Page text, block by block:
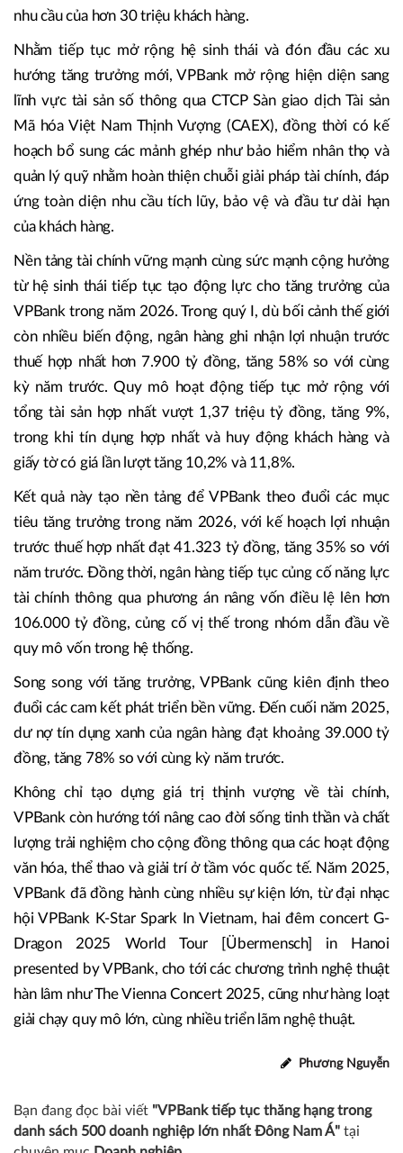
nhu cầu của hơn 30 triệu khách hàng.
Nhằm tiếp tục mở rộng hệ sinh thái và đón đầu các xu
hướng tăng trưởng mới, VPBank mở rộng hiện diện sang
lĩnh vực tài sản số thông qua CTCP Sàn giao dịch Tài sản
Mã hóa Việt Nam Thịnh Vượng (CAEX), đồng thời có kế
hoạch bổ sung các mảnh ghép như bảo hiểm nhân thọ và
quản lý quỹ nhằm hoàn thiện chuỗi giải pháp tài chính, đáp
ứng toàn diện nhu cầu tích lũy, bảo vệ và đầu tư dài hạn
của khách hàng.
Nền tảng tài chính vững mạnh cùng sức mạnh cộng hưởng
từ hệ sinh thái tiếp tục tạo động lực cho tăng trưởng của
VPBank trong năm 2026. Trong quý I, dù bối cảnh thế giới
còn nhiều biến động, ngân hàng ghi nhận lợi nhuận trước
thuế hợp nhất hơn 7.900 tỷ đồng, tăng 58% so với cùng
kỳ năm trước. Quy mô hoạt động tiếp tục mở rộng với
tổng tài sản hợp nhất vượt 1,37 triệu tỷ đồng, tăng 9%,
trong khi tín dụng hợp nhất và huy động khách hàng và
giấy tờ có giá lần lượt tăng 10,2% và 11,8%.
Kết quả này tạo nền tảng để VPBank theo đuổi các mục
tiêu tăng trưởng trong năm 2026, với kế hoạch lợi nhuận
trước thuế hợp nhất đạt 41.323 tỷ đồng, tăng 35% so với
năm trước. Đồng thời, ngân hàng tiếp tục củng cố năng lực
tài chính thông qua phương án nâng vốn điều lệ lên hơn
106.000 tỷ đồng, củng cố vị thế trong nhóm dẫn đầu về
quy mô vốn trong hệ thống.
Song song với tăng trưởng, VPBank cũng kiên định theo
đuổi các cam kết phát triển bền vững. Đến cuối năm 2025,
dư nợ tín dụng xanh của ngân hàng đạt khoảng 39.000 tỷ
đồng, tăng 78% so với cùng kỳ năm trước.
Không chỉ tạo dựng giá trị thịnh vượng về tài chính,
VPBank còn hướng tới nâng cao đời sống tinh thần và chất
lượng trải nghiệm cho cộng đồng thông qua các hoạt động
văn hóa, thể thao và giải trí ở tầm vóc quốc tế. Năm 2025,
VPBank đã đồng hành cùng nhiều sự kiện lớn, từ đại nhạc
hội VPBank K-Star Spark In Vietnam, hai đêm concert G-
Dragon 2025 World Tour [Übermensch] in Hanoi
presented by VPBank, cho tới các chương trình nghệ thuật
hàn lâm như The Vienna Concert 2025, cũng như hàng loạt
giải chạy quy mô lớn, cùng nhiều triển lãm nghệ thuật.
Phương Nguyễn
Bạn đang đọc bài viết "VPBank tiếp tục thăng hạng trong
danh sách 500 doanh nghiệp lớn nhất Đông Nam Á" tại